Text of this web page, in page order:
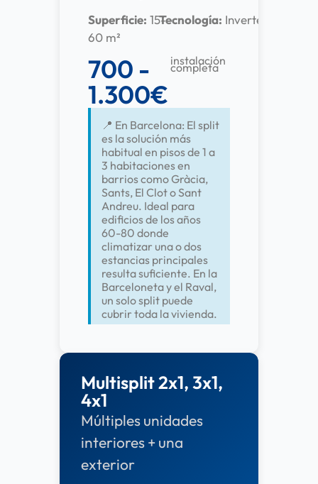
Superficie: 15-
60 m²
Tecnología: Inverter
700 -
1.300€
instalación
completa
📍 En Barcelona: El split
es la solución más
habitual en pisos de 1 a
3 habitaciones en
barrios como Gràcia,
Sants, El Clot o Sant
Andreu. Ideal para
edificios de los años
60-80 donde
climatizar una o dos
estancias principales
resulta suficiente. En la
Barceloneta y el Raval,
un solo split puede
cubrir toda la vivienda.
Multisplit 2x1, 3x1,
4x1
Múltiples unidades
interiores + una
exterior